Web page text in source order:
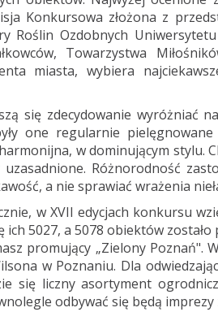
Konkursowa złożona z
Roślin Ozdobnych
Towarzystwa
miasta, wybiera
się zdecydowanie wyróżniać
one regularnie
w dominującym stylu.
Różnorodność
a nie sprawiać wrażenia
w XVII edycjach konkursu
ich 5027, a 5078 obiektów
promujący „Zielony Poznań".
w Poznaniu. Dla
się liczny asortyment
odbywać się będą